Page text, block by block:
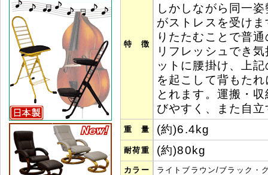
特 徴
しかしながら同一
がストレスを受け
りたたむことで普
リフレッシュでき
ットに腰掛け、上
を起こして背もた
とれます。運搬・
びやすく、また自
重 量 (約)6.4kg
耐荷重 (約)80kg
カラー ライトブラウン/ブラック・